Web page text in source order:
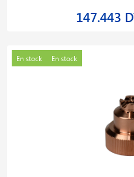
147.443
En stock En stock